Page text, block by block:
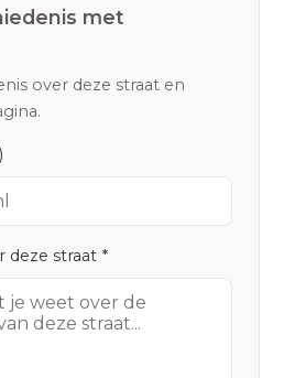
met
over deze straat en
deze straat *